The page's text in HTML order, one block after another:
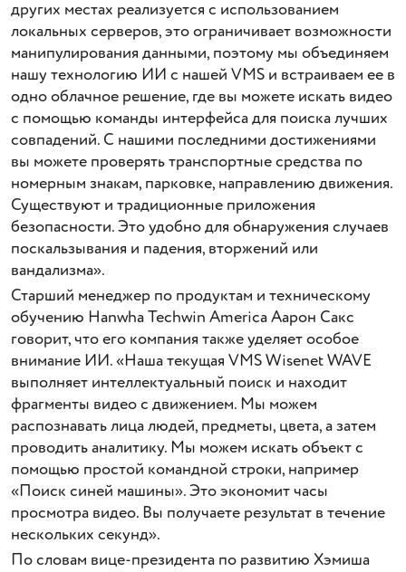
других местах реализуется с использованием
локальных серверов, это ограничивает возможности
манипулирования данными, поэтому мы объединяем
нашу технологию ИИ с нашей VMS и встраиваем ее в
одно облачное решение, где вы можете искать видео
с помощью команды интерфейса для поиска лучших
совпадений. С нашими последними достижениями
вы можете проверять транспортные средства по
номерным знакам, парковке, направлению движения.
Существуют и традиционные приложения
безопасности. Это удобно для обнаружения случаев
поскальзывания и падения, вторжений или
вандализма».
Старший менеджер по продуктам и техническому
обучению Hanwha Techwin America Аарон Сакс
говорит, что его компания также уделяет особое
внимание ИИ. «Наша текущая VMS Wisenet WAVE
выполняет интеллектуальный поиск и находит
фрагменты видео с движением. Мы можем
распознавать лица людей, предметы, цвета, а затем
проводить аналитику. Мы можем искать объект с
помощью простой командной строки, например
«Поиск синей машины». Это экономит часы
просмотра видео. Вы получаете результат в течение
нескольких секунд».
По словам вице-президента по развитию Хэмиша